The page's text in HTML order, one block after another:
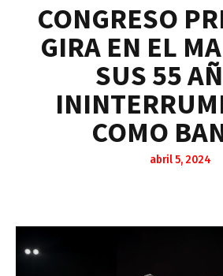
CONGRESO
GIRA EN EL
SUS 55
COMO
abril 5, 2024